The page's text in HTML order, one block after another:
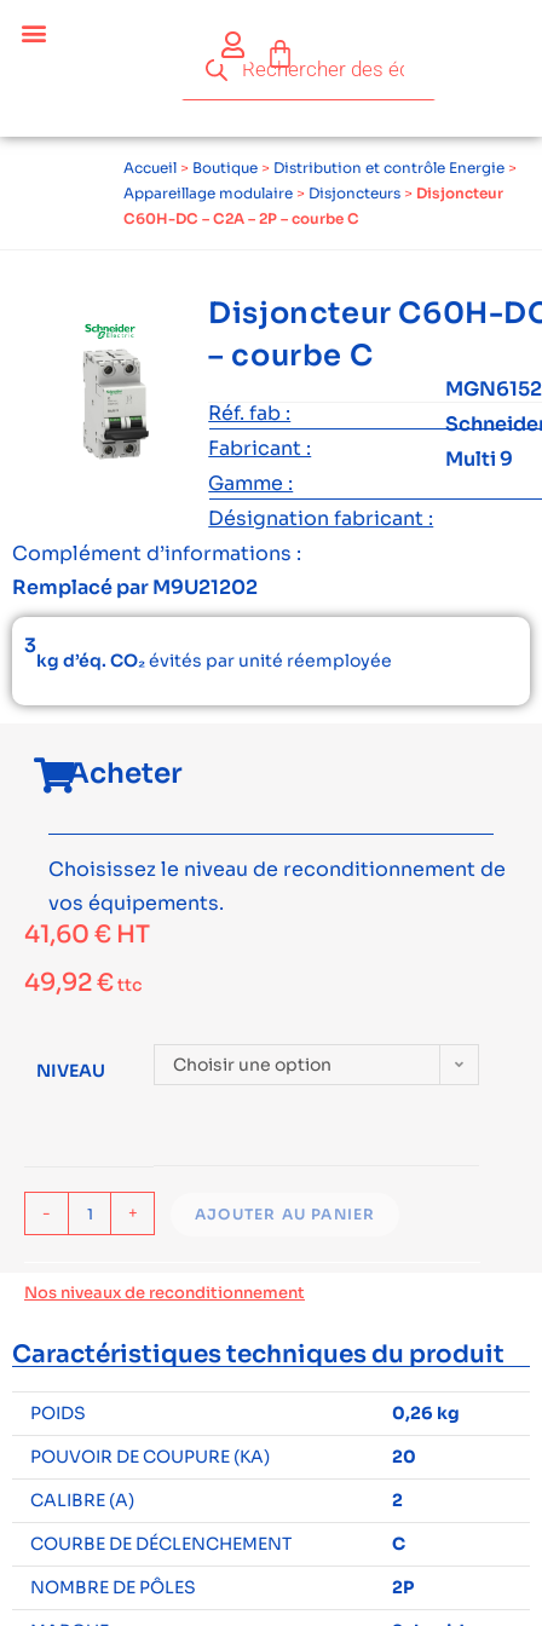
Accueil > Boutique > Distribution et contrôle Energie >
Appareillage modulaire > Disjoncteurs > Disjoncteur
C60H-DC – C2A – 2P – courbe C
Disjoncteur C60H-
– courbe C
Réf. fab :
Fabricant :
Gamme :
Multi 9
Désignation fabricant :
Complément d’informations :
Remplacé par M9U21202
3
kg d’éq. CO₂évités par unité réemployée
Acheter
Choisissez le niveau de reconditionnement de
vos équipements.
41,60 € HT
49,92€ttc
NIVEAU Choisir une option
- + AJOUTER AU PANIER
Nos niveaux de reconditionnement
Caractéristiques techniques du produit
POIDS
0,26 kg
POUVOIR DE COUPURE (KA)
20
CALIBRE (A)
2
COURBE DE DÉCLENCHEMENT
C
NOMBRE DE PÔLES
2P